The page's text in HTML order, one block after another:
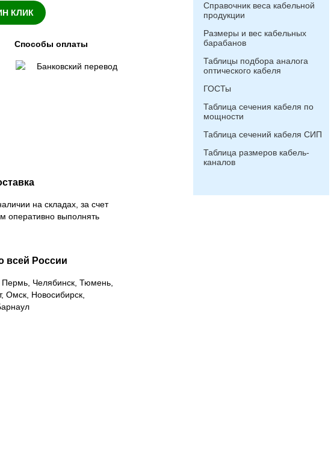
КЛИК
Способы оплаты
Банковский перевод
на складах, за счет
оперативно выполнять
всей России
Пермь, Челябинск, Тюмень,
Омск, Новосибирск,
Справочник веса кабельной
продукции
Размеры и вес кабельных
барабанов
Таблицы подбора аналога
оптического кабеля
ГОСТы
Таблица сечения кабеля по
мощности
Таблица сечений кабеля СИП
Таблица размеров кабель-
каналов